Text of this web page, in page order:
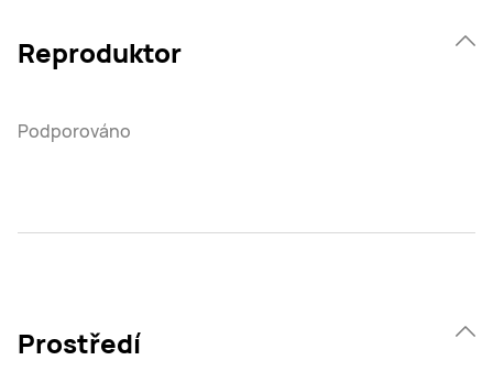
Reproduktor
Podporováno
Prostředí